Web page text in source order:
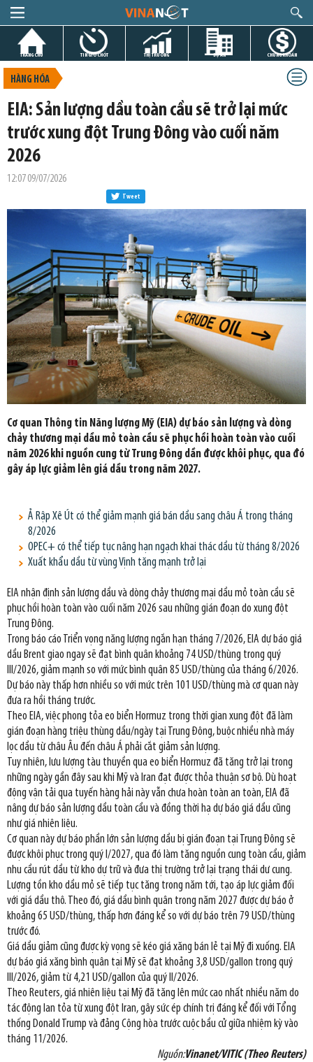
TRANG CHỦ TIN GIỜ CHÓT THỊ TRƯỜNG DỰ ÁN CHỨNG KHOÁN
HÀNG HÓA
EIA: Sản lượng dầu toàn cầu sẽ trở lại mức
trước xung đột Trung Đông vào cuối năm
2026
12:07 09/07/2026
Tweet
Cơ quan Thông tin Năng lượng Mỹ (EIA) dự báo sản lượng và dòng
chảy thương mại dầu mỏ toàn cầu sẽ phục hồi hoàn toàn vào cuối
năm 2026 khi nguồn cung từ Trung Đông dần được khôi phục, qua đó
gây áp lực giảm lên giá dầu trong năm 2027.
Ả Rập Xê Út có thể giảm mạnh giá bán dầu sang châu Á trong tháng
8/2026
OPEC+ có thể tiếp tục nâng hạn ngạch khai thác dầu từ tháng 8/2026
Xuất khẩu dầu từ vùng Vịnh tăng mạnh trở lại
EIA nhận định sản lượng dầu và dòng chảy thương mại dầu mỏ toàn cầu sẽ
phục hồi hoàn toàn vào cuối năm 2026 sau những gián đoạn do xung đột
Trung Đông.
Trong báo cáo Triển vọng năng lượng ngắn hạn tháng 7/2026, EIA dự báo giá
dầu Brent giao ngay sẽ đạt bình quân khoảng 74 USD/thùng trong quý
III/2026, giảm mạnh so với mức bình quân 85 USD/thùng của tháng 6/2026.
Dự báo này thấp hơn nhiều so với mức trên 101 USD/thùng mà cơ quan này
đưa ra hồi tháng trước.
Theo EIA, việc phong tỏa eo biển Hormuz trong thời gian xung đột đã làm
gián đoạn hàng triệu thùng dầu/ngày tại Trung Đông, buộc nhiều nhà máy
lọc dầu từ châu Âu đến châu Á phải cắt giảm sản lượng.
Tuy nhiên, lưu lượng tàu thuyền qua eo biển Hormuz đã tăng trở lại trong
những ngày gần đây sau khi Mỹ và Iran đạt được thỏa thuận sơ bộ. Dù hoạt
động vận tải qua tuyến hàng hải này vẫn chưa hoàn toàn an toàn, EIA đã
nâng dự báo sản lượng dầu toàn cầu và đồng thời hạ dự báo giá dầu cũng
như giá nhiên liệu.
Cơ quan này dự báo phần lớn sản lượng dầu bị gián đoạn tại Trung Đông sẽ
được khôi phục trong quý I/2027, qua đó làm tăng nguồn cung toàn cầu, giảm
nhu cầu rút dầu từ kho dự trữ và đưa thị trường trở lại trạng thái dư cung.
Lượng tồn kho dầu mỏ sẽ tiếp tục tăng trong năm tới, tạo áp lực giảm đối
với giá dầu thô. Theo đó, giá dầu bình quân trong năm 2027 được dự báo ở
khoảng 65 USD/thùng, thấp hơn đáng kể so với dự báo trên 79 USD/thùng
trước đó.
Giá dầu giảm cũng được kỳ vọng sẽ kéo giá xăng bán lẻ tại Mỹ đi xuống. EIA
dự báo giá xăng bình quân tại Mỹ sẽ đạt khoảng 3,8 USD/gallon trong quý
III/2026, giảm từ 4,21 USD/gallon của quý II/2026.
Theo Reuters, giá nhiên liệu tại Mỹ đã tăng lên mức cao nhất nhiều năm do
tác động lan tỏa từ xung đột Iran, gây sức ép chính trị đáng kể đối với Tổng
thống Donald Trump và đảng Cộng hòa trước cuộc bầu cử giữa nhiệm kỳ vào
tháng 11/2026.
Nguồn:Vinanet/VITIC (Theo Reuters)